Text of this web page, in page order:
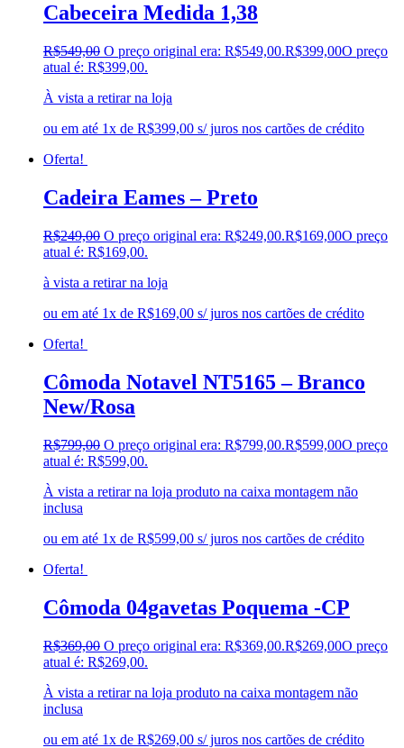
Cabeceira Medida 1,38
R$549,00 O preço original era: R$549,00.R$399,00O preço
atual é: R$399,00.
À vista a retirar na loja
ou em até 1x de R$399,00 s/ juros nos cartões de crédito
Oferta!
Cadeira Eames – Preto
R$249,00 O preço original era: R$249,00.R$169,00O preço
atual é: R$169,00.
à vista a retirar na loja
ou em até 1x de R$169,00 s/ juros nos cartões de crédito
Oferta!
Cômoda Notavel NT5165 – Branco
New/Rosa
R$799,00 O preço original era: R$799,00.R$599,00O preço
atual é: R$599,00.
À vista a retirar na loja produto na caixa montagem não
inclusa
ou em até 1x de R$599,00 s/ juros nos cartões de crédito
Oferta!
Cômoda 04gavetas Poquema -CP
R$369,00 O preço original era: R$369,00.R$269,00O preço
atual é: R$269,00.
À vista a retirar na loja produto na caixa montagem não
inclusa
ou em até 1x de R$269,00 s/ juros nos cartões de crédito